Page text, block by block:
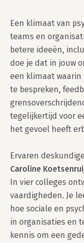
Een klimaat van
teams en
betere ideeën,
doe je dat in jouw
een klimaat
te bespreken,
tegelijkertijd voor
het gevoel heeft
Ervaren
Caroline
In vier colleges
vaardigheden. Je
hoe sociale en
in organisaties en
kennis om een